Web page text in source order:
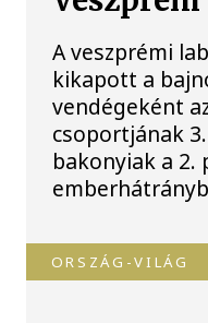
A veszprémi
kikapott a
vendégeként
csoportjának
bakonyiak a 2.
ORSZÁG-VILÁG